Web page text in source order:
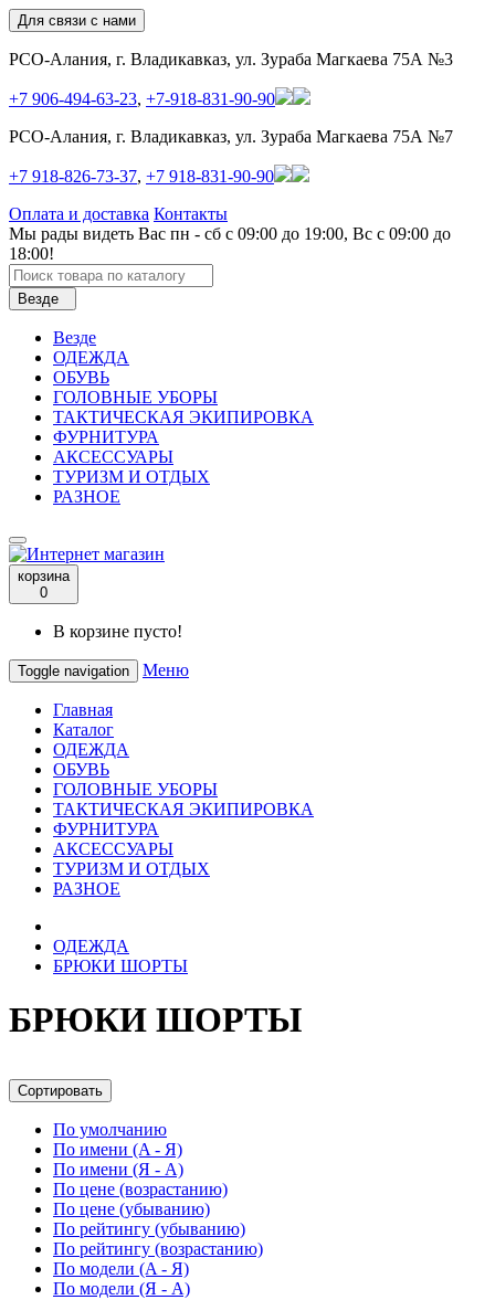
Для связи с нами
РСО-Алания, г. Владикавказ, ул. Зураба Магкаева 75А №3
+7 906-494-63-23, +7-918-831-90-90
РСО-Алания, г. Владикавказ, ул. Зураба Магкаева 75А №7
+7 918-826-73-37, +7 918-831-90-90
Оплата и доставка Контакты
Мы рады видеть Вас пн - сб с 09:00 до 19:00, Вс с 09:00 до
18:00!
Везде
Везде
ОДЕЖДА
ОБУВЬ
ГОЛОВНЫЕ УБОРЫ
ТАКТИЧЕСКАЯ ЭКИПИРОВКА
ФУРНИТУРА
АКСЕССУАРЫ
ТУРИЗМ И ОТДЫХ
РАЗНОЕ
корзина
0
В корзине пусто!
Toggle navigation Меню
Главная
Каталог
ОДЕЖДА
ОБУВЬ
ГОЛОВНЫЕ УБОРЫ
ТАКТИЧЕСКАЯ ЭКИПИРОВКА
ФУРНИТУРА
АКСЕССУАРЫ
ТУРИЗМ И ОТДЫХ
РАЗНОЕ
ОДЕЖДА
БРЮКИ ШОРТЫ
БРЮКИ ШОРТЫ
Сортировать
По умолчанию
По имени (A - Я)
По имени (Я - A)
По цене (возрастанию)
По цене (убыванию)
По рейтингу (убыванию)
По рейтингу (возрастанию)
По модели (A - Я)
По модели (Я - A)